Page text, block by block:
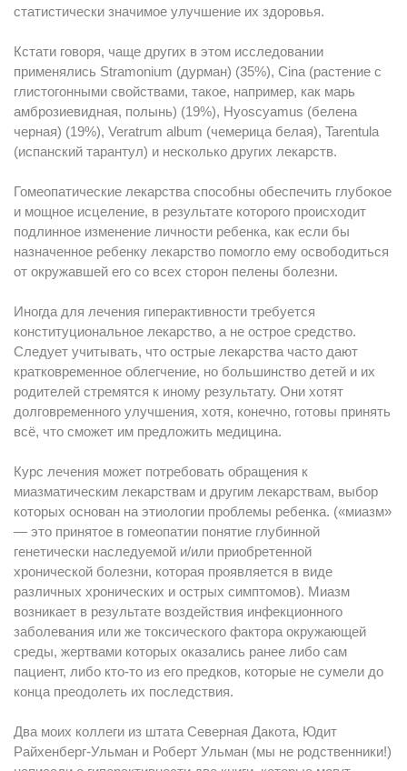
статистически значимое улучшение их здоровья.
Кстати говоря, чаще других в этом исследовании
применялись Stramonium (дурман) (35%), Cina (растение с
глистогонными свойствами, такое, например, как марь
амброзиевидная, полынь) (19%), Hyoscyamus (белена
черная) (19%), Veratrum album (чемерица белая), Tarentula
(испанский тарантул) и несколько других лекарств.
Гомеопатические лекарства способны обеспечить глубокое
и мощное исцеление, в результате которого происходит
подлинное изменение личности ребенка, как если бы
назначенное ребенку лекарство помогло ему освободиться
от окружавшей его со всех сторон пелены болезни.
Иногда для лечения гиперактивности требуется
конституциональное лекарство, а не острое средство.
Следует учитывать, что острые лекарства часто дают
кратковременное облегчение, но большинство детей и их
родителей стремятся к иному результату. Они хотят
долговременного улучшения, хотя, конечно, готовы принять
всё, что сможет им предложить медицина.
Курс лечения может потребовать обращения к
миазматическим лекарствам и другим лекарствам, выбор
которых основан на этиологии проблемы ребенка. («миазм»
— это принятое в гомеопатии понятие глубинной
генетически наследуемой и/или приобретенной
хронической болезни, которая проявляется в виде
различных хронических и острых симптомов). Миазм
возникает в результате воздействия инфекционного
заболевания или же токсического фактора окружающей
среды, жертвами которых оказались ранее либо сам
пациент, либо кто-то из его предков, которые не сумели до
конца преодолеть их последствия.
Два моих коллеги из штата Северная Дакота, Юдит
Райхенберг-Ульман и Роберт Ульман (мы не родственники!)